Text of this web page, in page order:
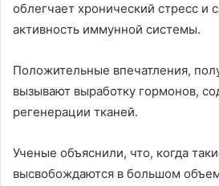
облегчает хронический стресс и
активность иммунной системы.
Положительные впечатления,
вызывают выработку гормонов,
регенерации тканей.
Ученые объяснили, что, когда
высвобождаются в большом